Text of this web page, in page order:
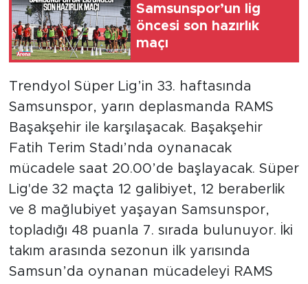
Samsunspor’un lig
öncesi son hazırlık
maçı
Trendyol Süper Lig’in 33. haftasında
Samsunspor, yarın deplasmanda RAMS
Başakşehir ile karşılaşacak. Başakşehir
Fatih Terim Stadı’nda oynanacak
mücadele saat 20.00’de başlayacak. Süper
Lig'de 32 maçta 12 galibiyet, 12 beraberlik
ve 8 mağlubiyet yaşayan Samsunspor,
topladığı 48 puanla 7. sırada bulunuyor. İki
takım arasında sezonun ilk yarısında
Samsun’da oynanan mücadeleyi RAMS